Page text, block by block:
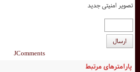
پارامترهای مرتبط
تصویر امنیتی جدید
ارسال
JComments